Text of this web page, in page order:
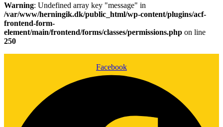
Warning: Undefined array key "message" in
/var/www/herningik.dk/public_html/wp-content/plugins/acf-
frontend-form-
element/main/frontend/forms/classes/permissions.php on line
250
Facebook